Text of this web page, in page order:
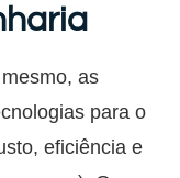
as
para o
eficiência e